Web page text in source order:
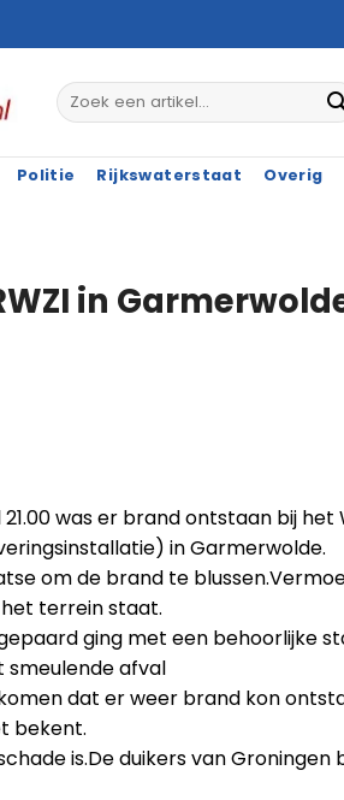
Politie Rijkswaterstaat Overig
in
was er brand ontstaan bij
in Garmerwolde.
om de brand te
het terrein staat.
ging met een behoorlijke
smeulende afval
dat er weer brand kon
bekent.
is.De duikers van